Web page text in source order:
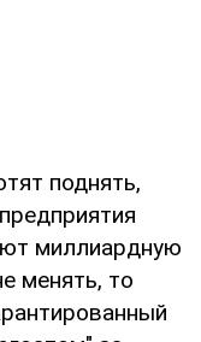
поднять,
миллиардную
менять, то